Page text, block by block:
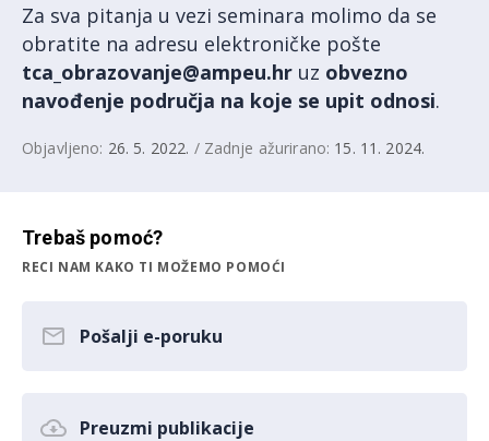
Za sva pitanja u vezi seminara molimo da se
obratite na adresu elektroničke pošte
tca_obrazovanje@ampeu.hr uz obvezno
navođenje područja na koje se upit odnosi.
Objavljeno: 26. 5. 2022. / Zadnje ažurirano: 15. 11. 2024.
Trebaš pomoć?
RECI NAM KAKO TI MOŽEMO POMOĆI
Pošalji e-poruku
Preuzmi publikacije